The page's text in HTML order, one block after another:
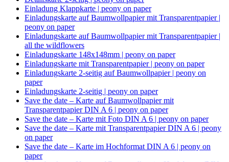
Einladung Klappkarte | peony on paper
Einladungskarte auf Baumwollpapier mit Transparentpapier |
peony on paper
Einladungskarte auf Baumwollpapier mit Transparentpapier |
all the wildflowers
Einladungskarte 148x148mm | peony on paper
Einladungskarte mit Transparentpapier | peony on paper
Einladungskarte 2-seitig auf Baumwollpapier | peony on
paper
Einladungskarte 2-seitig | peony on paper
Save the date – Karte auf Baumwollpapier mit
Transparentpapier DIN A 6 | peony on paper
Save the date – Karte mit Foto DIN A 6 | peony on paper
Save the date – Karte mit Transparentpapier DIN A 6 | peony
on paper
Save the date – Karte im Hochformat DIN A 6 | peony on
paper